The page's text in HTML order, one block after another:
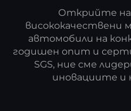
Открийте
висококачествени
автомобили на
годишен опит и
SGS, ние сме
иновациите и